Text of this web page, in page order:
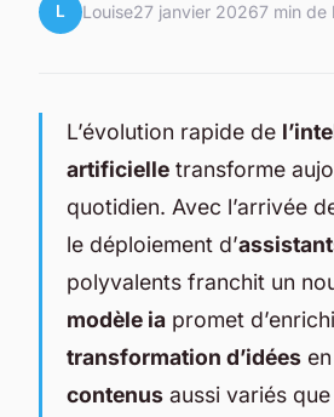
L Louise27 janvier 20267 min de
L’évolution rapide de
artificielle transforme
quotidien. Avec l’arrivée
le déploiement d’
polyvalents franchit un
modèle ia promet
transformation d’idées
contenus aussi variés